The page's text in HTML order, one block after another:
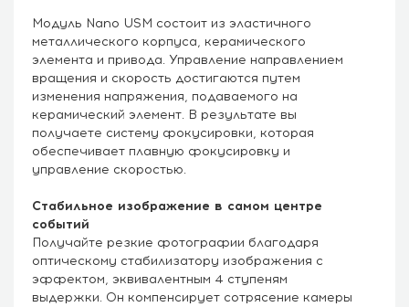
Модуль Nano USM состоит из эластичного
металлического корпуса, керамического
элемента и привода. Управление направлением
вращения и скорость достигаются путем
изменения напряжения, подаваемого на
керамический элемент. В результате вы
получаете систему фокусировки, которая
обеспечивает плавную фокусировку и
управление скоростью.
Стабильное изображение в самом центре
событий
Получайте резкие фотографии благодаря
оптическому стабилизатору изображения с
эффектом, эквивалентным 4 ступеням
выдержки. Он компенсирует сотрясение камеры